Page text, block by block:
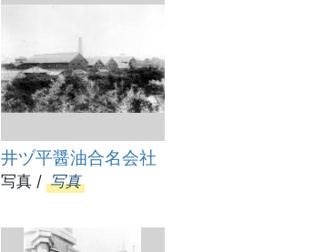
井ヅ平醤油合名会社
写真 / 写真